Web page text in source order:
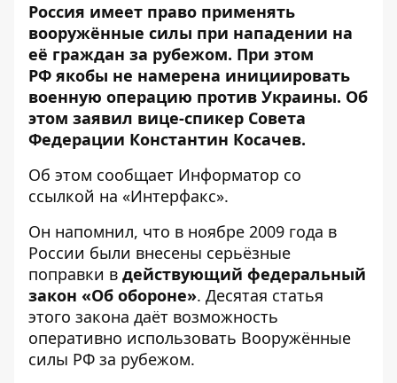
Россия имеет право применять
вооружённые силы при нападении на
её граждан за рубежом. При этом
РФ якобы не намерена инициировать
военную операцию против Украины. Об
этом заявил вице-спикер Совета
Федерации Константин Косачев.
Об этом сообщает Информатор со
ссылкой на «Интерфакс».
Он напомнил, что в ноябре 2009 года в
России были внесены серьёзные
поправки в действующий федеральный
закон «Об обороне». Десятая статья
этого закона даёт возможность
оперативно использовать Вооружённые
силы РФ за рубежом.